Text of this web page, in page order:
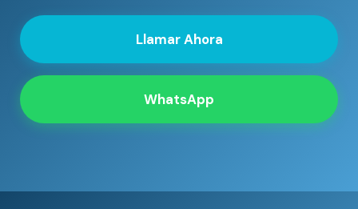
Llamar Ahora
WhatsApp